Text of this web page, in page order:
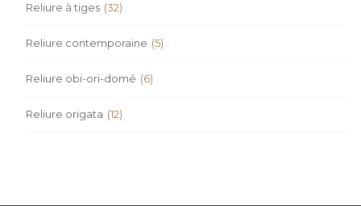
Reliure à tiges (32)
Reliure contemporaine (5)
Reliure obi-ori-domé (6)
Reliure origata (12)